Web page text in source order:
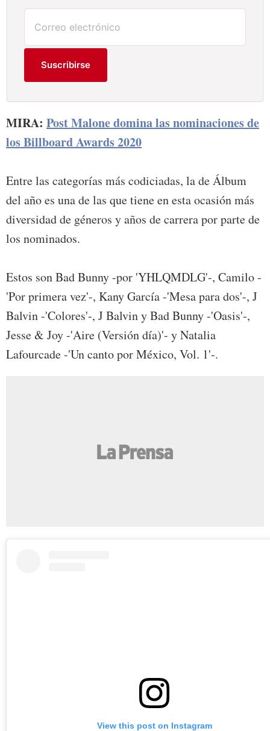
Suscribirse
MIRA: Post Malone domina las nominaciones de
los Billboard Awards 2020
Entre las categorías más codiciadas, la de Álbum
del año es una de las que tiene en esta ocasión más
diversidad de géneros y años de carrera por parte de
los nominados.
Estos son Bad Bunny -por 'YHLQMDLG'-, Camilo -
'Por primera vez'-, Kany García -'Mesa para dos'-, J
Balvin -'Colores'-, J Balvin y Bad Bunny -'Oasis'-,
Jesse & Joy -'Aire (Versión día)'- y Natalia
Lafourcade -'Un canto por México, Vol. 1'-.
View this post on Instagram